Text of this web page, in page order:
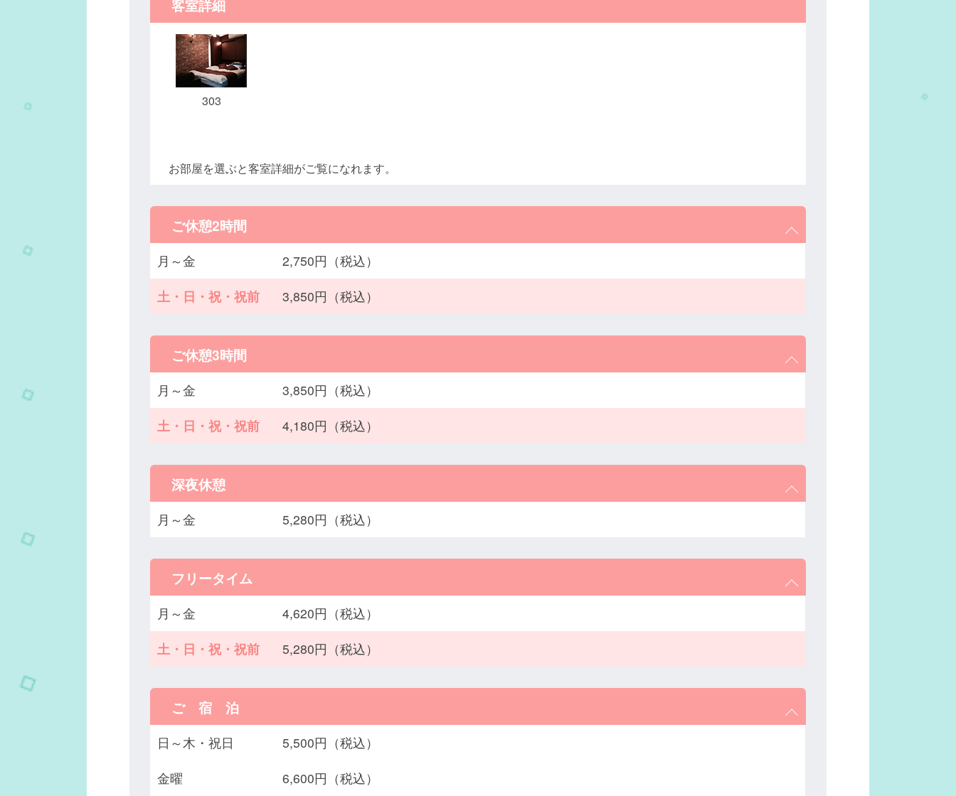
客室詳細
303
お部屋を選ぶと客室詳細がご覧になれます。
ご休憩2時間
月～金
2,750円（税込）
土・日・祝・祝前
3,850円（税込）
ご休憩3時間
月～金
3,850円（税込）
土・日・祝・祝前
4,180円（税込）
深夜休憩
月～金 5,280円（税込）
フリータイム
月～金
4,620円（税込）
土・日・祝・祝前
5,280円（税込）
ご 宿 泊
日～木・祝日
5,500円（税込）
金曜
6,600円（税込）